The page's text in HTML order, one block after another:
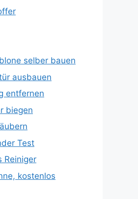
selber bauen
ausbauen
entfernen
biegen
Test
Reiniger
kostenlos